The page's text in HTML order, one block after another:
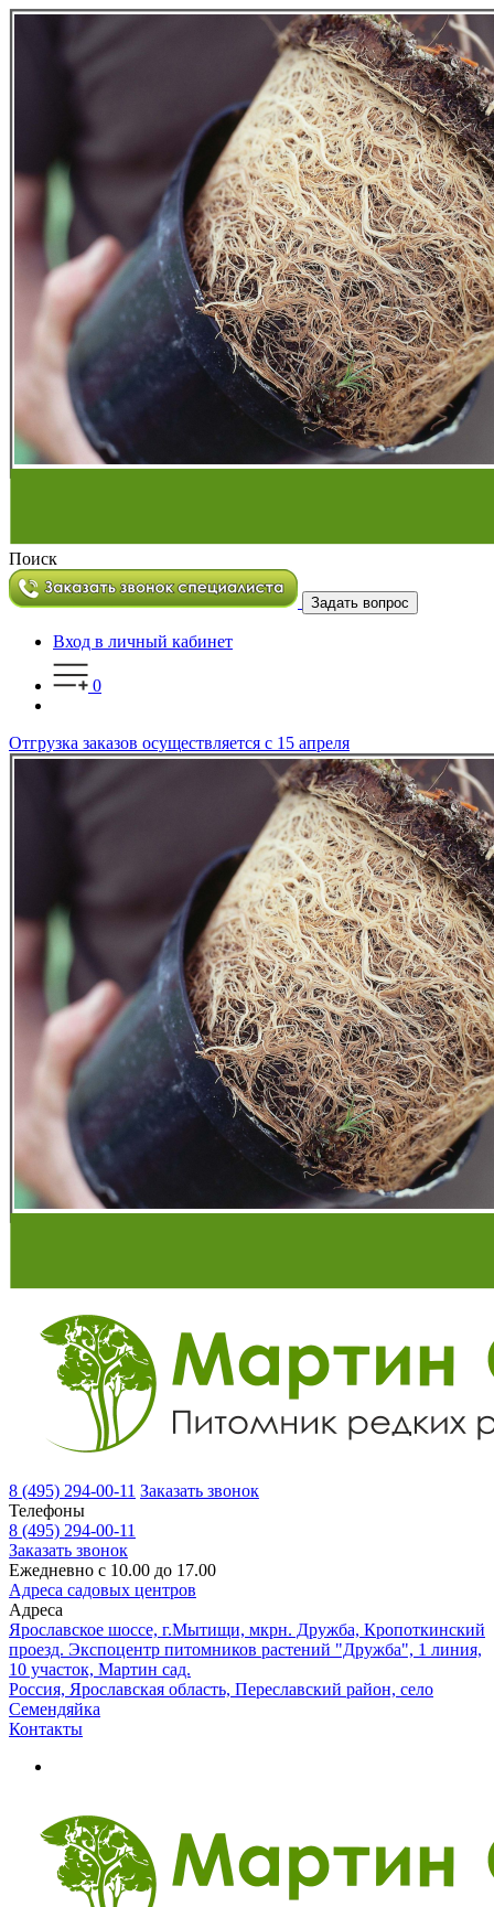
Поиск
Задать вопрос
Вход в личный кабинет
0
Отгрузка заказов осуществляется с 15 апреля
8 (495) 294-00-11 Заказать звонок
Телефоны
8 (495) 294-00-11
Заказать звонок
Ежедневно с 10.00 до 17.00
Адреса садовых центров
Адреса
Ярославское шоссе, г.Мытищи, мкрн. Дружба, Кропоткинский
проезд. Экспоцентр питомников растений "Дружба", 1 линия,
10 участок, Мартин сад.
Россия, Ярославская область, Переславский район, село
Семендяйка
Контакты